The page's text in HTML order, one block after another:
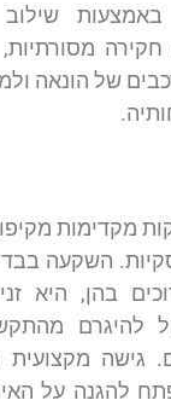
שילוב
של הונאה
מקדימות
השקעה
בהן, היא
להיגרם
גישה מקצועית
להגנה על